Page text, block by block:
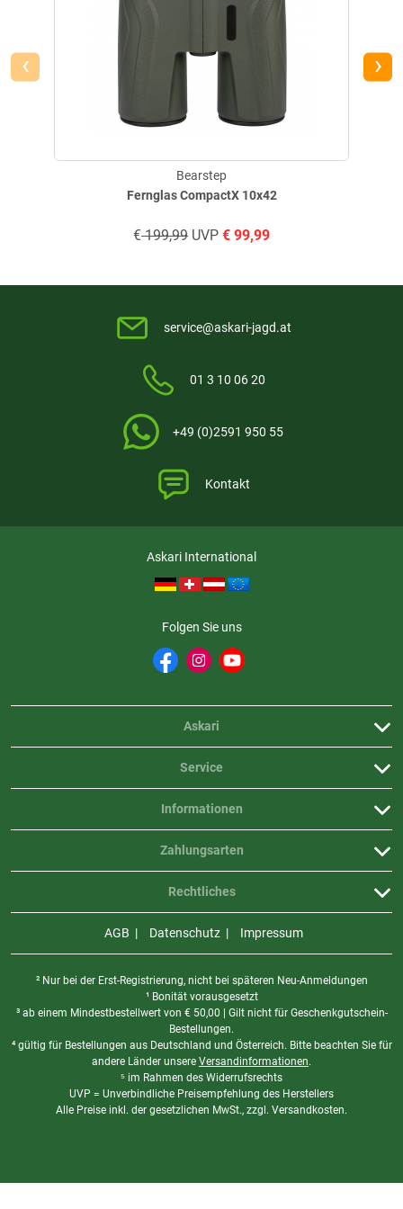
teuer, ist im dementsprechenden Fachhandel billiger
geschrieben am 16.06.2025 über Trusted Shops
Weitere Bewertungen ansehen
Produktbewertungen können nur von Kunden erstellt
haben. Sie erhalten dazu eine Aufforderung per Mail. Wir
Bewertungen handelt.
Fernglas CompactX 10x42
Bearstep
€199,99 UVP € 99,99
‹ ›
service@askari-jagd.at
01 3 10 06 20
+49 (0)2591 950 55
Kontakt
Askari International
Folgen Sie uns
Askari
Service
Informationen
Rechtliches
Zahlungsarten
AGB Datenschutz Impressum
² Nur bei der Erst-Registrierung, nicht bei späteren Neu-Anmeldungen
¹ Bonität vorausgesetzt
³ ab einem Mindestbestellwert von € 50,00 | Gilt nicht für Geschenkgutschein-
Bestellungen.
⁴ gültig für Bestellungen aus Deutschland und Österreich. Bitte beachten Sie für
andere Länder unsere Versandinformationen.
⁵ im Rahmen des Widerrufsrechts
UVP = Unverbindliche Preisempfehlung des Herstellers
Alle Preise inkl. der gesetzlichen MwSt., zzgl. Versandkosten.